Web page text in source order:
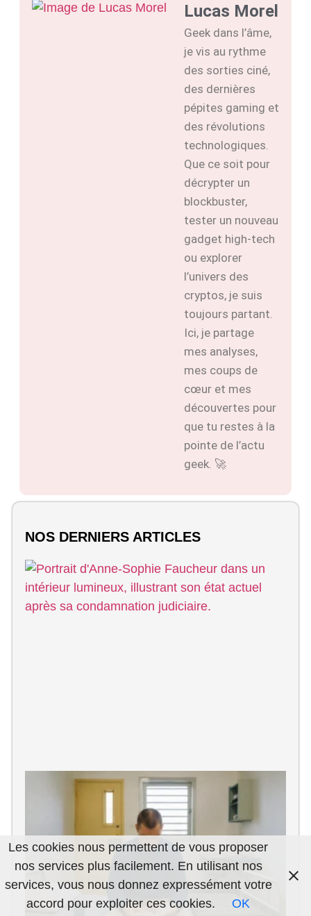
Lucas Morel
Geek dans l’âme,
je vis au rythme
des sorties ciné,
des dernières
pépites gaming et
des révolutions
technologiques.
Que ce soit pour
décrypter un
blockbuster,
tester un nouveau
gadget high-tech
ou explorer
l’univers des
cryptos, je suis
toujours partant.
Ici, je partage
mes analyses,
mes coups de
cœur et mes
découvertes pour
que tu restes à la
pointe de l’actu
geek. 🚀
NOS DERNIERS ARTICLES
Les cookies nous permettent de vous proposer
nos services plus facilement. En utilisant nos
services, vous nous donnez expressément votre
accord pour exploiter ces cookies.
OK